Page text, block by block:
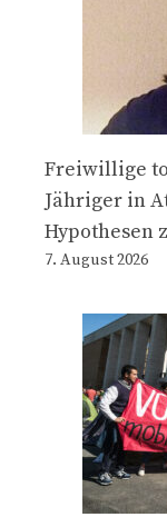
Freiwillige
Jähriger in
Hypothesen
7. August 2026